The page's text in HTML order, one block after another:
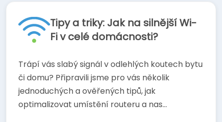
Tipy a triky: Jak na silnější Wi-
Fi v celé domácnosti?
Trápí vás slabý signál v odlehlých koutech bytu
či domu? Připravili jsme pro vás několik
jednoduchých a ověřených tipů, jak
optimalizovat umístění routeru a nas...